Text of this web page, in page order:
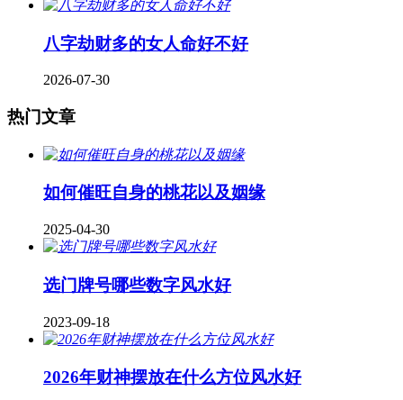
八字劫财多的女人命好不好
2026-07-30
热门文章
如何催旺自身的桃花以及姻缘
2025-04-30
​选门牌号哪些数字风水好
2023-09-18
2026年财神摆放在什么方位风水好